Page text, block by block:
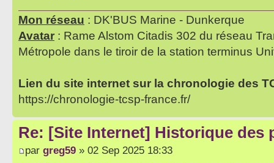
Mon réseau : DK'BUS Marine - Dunkerque
Avatar : Rame Alstom Citadis 302 du réseau
Métropole dans le tiroir de la station terminus
Lien du site internet sur la chronologie des
https://chronologie-tcsp-france.fr/
Re: [Site Internet] Historique des
par greg59 » 02 Sep 2025 18:33